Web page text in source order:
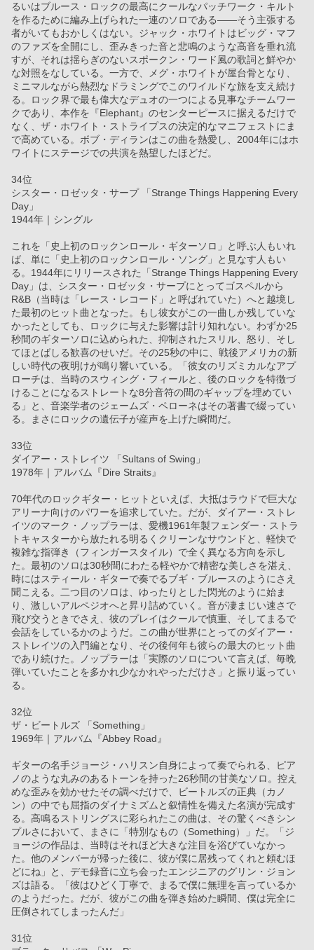
るいはブルース・ロックの最高にクールなパッチワーク・キルト
を作るために編み上げられた一連のソロである――そう主張する
者がいてもおかしくはない。ジャック・ホワイトはビッグ・マフ
のファズを全開にし、歪みきった音と悲鳴のような高音を垂れ流
すが、それは揺らぎのないスポークン・ワード風の歌詞と鮮やか
な対照をなしている。一方で、メグ・ホワイトが屋台骨となり、
ミニマルながら熱烈なドラミングでこのワイルドな旅を支え続け
る。ロック界で最も偉大なデュオの一つによる見事なチームワー
クであり、本作を『Elephant』のセンターピースに据えるだけで
なく、ザ・ホワイト・ストライプスの決定的なマニフェストにま
で高めている。ボブ・ディランはこの曲を熱愛し、2004年にはホ
ワイトにステージでの共演を熱望したほどだ。
34位
シスター・ロゼッタ・サープ 「Strange Things Happening Every
Day」
1944年｜シングル
これを「史上初のロックンロール・ギターソロ」と呼ぶ人もいれ
ば、単に「史上初のロックンロール・ソング」と見なす人もい
る。1944年にリリースされた「Strange Things Happening Every
Day」は、シスター・ロゼッタ・サープにとってゴスペルから
R&B（当時は「レース・レコード」と呼ばれていた）へと越境し
た最初のヒット曲となった。もし彼女がこの一曲しか残していな
かったとしても、ロックに与えた影響は計り知れない。わずか25
秒間のギターソロに込められた、抑制されたスリル、怒り、そし
てほとばしる歓喜のせいだ。その25秒の中に、戦後アメリカの新
しい時代の夜明けが鳴り響いている。「彼女のリズミカルなアプ
ローチは、当時のスウィング・フィールと、後のロックを特徴づ
けることになるストレートな8分音符の間のギャップを埋めてい
る」と、音楽学者のジェームズ・ペローネはその著書で綴ってい
る。まさにロックの遺伝子が産声を上げた瞬間だ。
33位
ダイアー・ストレイツ 「Sultans of Swing」
1978年｜アルバム『Dire Straits』
70年代のロックギター・ヒットといえば、大抵はラウドで巨大な
アリーナ向けのパワーを追求していた。だが、ダイアー・ストレ
イツのマーク・ノップラーは、愛機1961年製フェンダー・ストラ
トキャスターから放たれる明るくクリーンなサウンドと、軽快で
複雑な指弾き（フィンガースタイル）で全く異なる方向を示し
た。最初のソロは30秒間にわたる軽やかで精密な美しさを湛え、
時にはスティール・ギターで奏でるブギ・ブルースのようにさえ
聞こえる。二つ目のソロは、ゆったりとした閃光のように始ま
り、激しいアルペジオへと昇り詰めていく。音が凄まじい速さで
飛び交うときでさえ、彼のプレイはクールで慎重、そしてまるで
会話をしているかのようだ。この曲が世界にとってのダイアー・
ストレイツの入門編となり、その後何年も彼らの最大のヒット曲
であり続けた。ノップラーは「実際のソロについて言えば、毎晩
弾いていたことを多かれ少なかれやっただけさ」と振り返ってい
る。
32位
ザ・ビートルズ 「Something」
1969年｜アルバム『Abbey Road』
ギターの名手ジョージ・ハリスン自身によって奏でられる、ピア
ノのような丸みのあるトーンを持った26秒間の甘美なソロ。控え
めな歪みを効かせたその調べだけで、ビートルズの正典（カノ
ン）の中でも屈指のダイナミズムと叙情性を備えた名演が完成す
る。高鳴るストリングスに彩られたこの曲は、その驚くべきシン
プルさにおいて、まさに「特別なもの（Something）」だ。「ジ
ョージの作品は、当時はそれほど大きな注目を浴びていなかっ
た。他のメンバーが帰った後に、彼が僕に居残ってくれと頼むほ
どにね」と、デモ録音に立ち会ったエンジニアのグリン・ジョン
ズは語る。「彼はひどく丁寧で、まるで僕に無理を言っているか
のようだった。だが、彼がこの曲を弾き始めた瞬間、僕は完全に
圧倒されてしまったんだ」
31位